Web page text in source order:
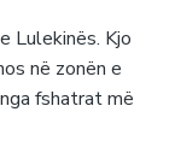
Lulekinës. Kjo
në zonën e
fshatrat më